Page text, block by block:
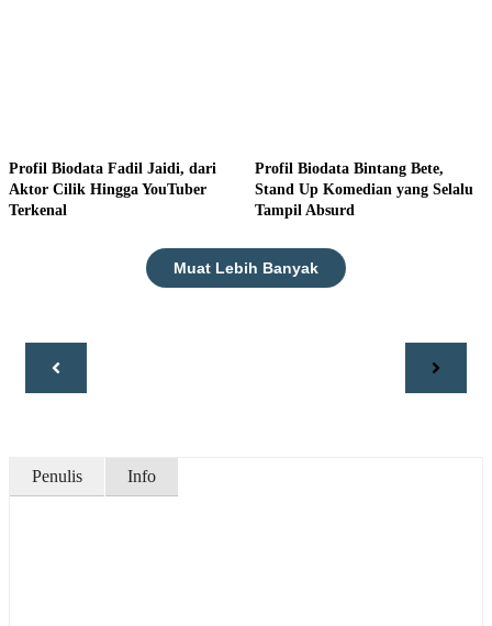
Profil Biodata Fadil Jaidi, dari
Aktor Cilik Hingga YouTuber
Terkenal
Profil Biodata Bintang Bete,
Stand Up Komedian yang Selalu
Tampil Absurd
Muat Lebih Banyak
Penulis Info